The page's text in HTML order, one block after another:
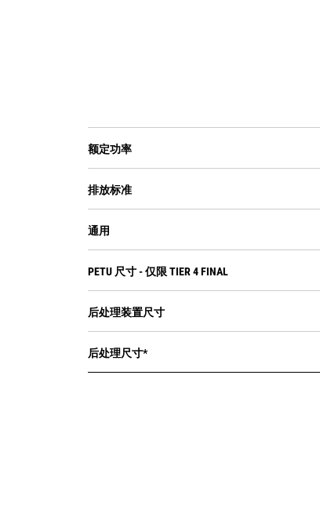
额定功率
排放标准
通用
PETU 尺寸 - 仅限 TIER 4 FINAL
后处理装置尺寸
后处理尺寸*